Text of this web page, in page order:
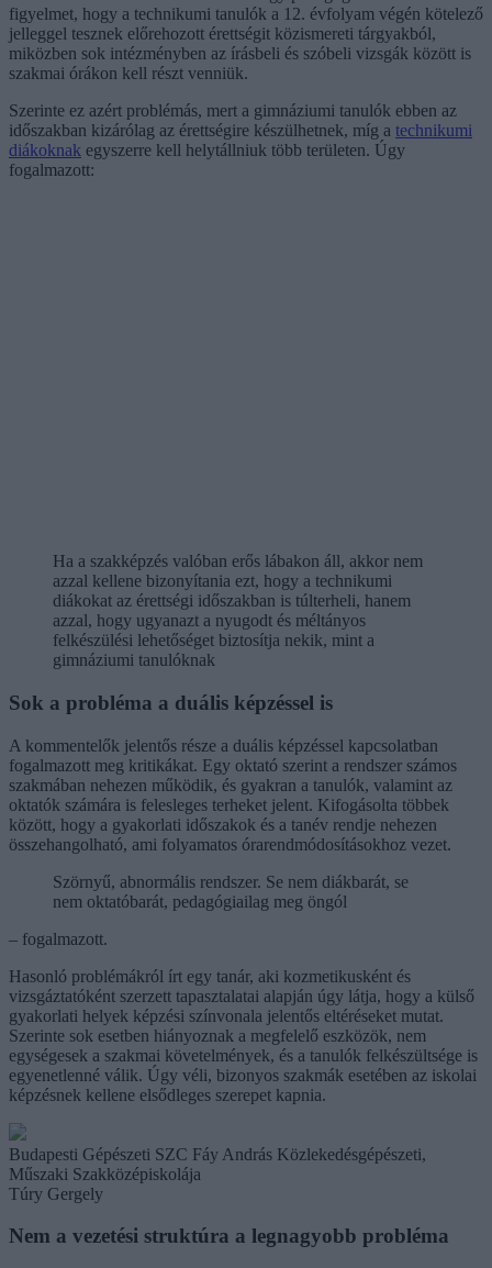
figyelmet, hogy a technikumi tanulók a 12. évfolyam végén kötelező
jelleggel tesznek előrehozott érettségit közismereti tárgyakból,
miközben sok intézményben az írásbeli és szóbeli vizsgák között is
szakmai órákon kell részt venniük.
Szerinte ez azért problémás, mert a gimnáziumi tanulók ebben az
időszakban kizárólag az érettségire készülhetnek, míg a technikumi
diákoknak egyszerre kell helytállniuk több területen. Úgy
fogalmazott:
Ha a szakképzés valóban erős lábakon áll, akkor nem
azzal kellene bizonyítania ezt, hogy a technikumi
diákokat az érettségi időszakban is túlterheli, hanem
azzal, hogy ugyanazt a nyugodt és méltányos
felkészülési lehetőséget biztosítja nekik, mint a
gimnáziumi tanulóknak
Sok a probléma a duális képzéssel is
A kommentelők jelentős része a duális képzéssel kapcsolatban
fogalmazott meg kritikákat. Egy oktató szerint a rendszer számos
szakmában nehezen működik, és gyakran a tanulók, valamint az
oktatók számára is felesleges terheket jelent. Kifogásolta többek
között, hogy a gyakorlati időszakok és a tanév rendje nehezen
összehangolható, ami folyamatos órarendmódosításokhoz vezet.
Szörnyű, abnormális rendszer. Se nem diákbarát, se
nem oktatóbarát, pedagógiailag meg öngól
– fogalmazott.
Hasonló problémákról írt egy tanár, aki kozmetikusként és
vizsgáztatóként szerzett tapasztalatai alapján úgy látja, hogy a külső
gyakorlati helyek képzési színvonala jelentős eltéréseket mutat.
Szerinte sok esetben hiányoznak a megfelelő eszközök, nem
egységesek a szakmai követelmények, és a tanulók felkészültsége is
egyenetlenné válik. Úgy véli, bizonyos szakmák esetében az iskolai
képzésnek kellene elsődleges szerepet kapnia.
Budapesti Gépészeti SZC Fáy András Közlekedésgépészeti,
Műszaki Szakközépiskolája
Túry Gergely
Nem a vezetési struktúra a legnagyobb probléma